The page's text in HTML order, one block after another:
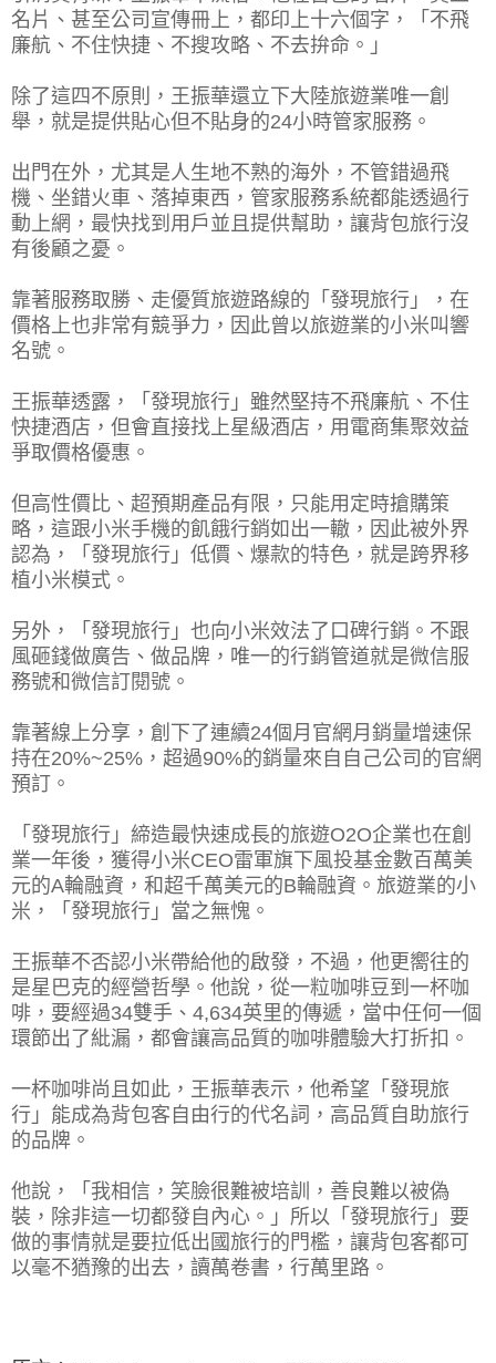
名片、甚至公司宣傳冊上，都印上十六個字，「不飛
廉航、不住快捷、不搜攻略、不去拚命。」
除了這四不原則，王振華還立下大陸旅遊業唯一創
舉，就是提供貼心但不貼身的24小時管家服務。
出門在外，尤其是人生地不熟的海外，不管錯過飛
機、坐錯火車、落掉東西，管家服務系統都能透過行
動上網，最快找到用戶並且提供幫助，讓背包旅行沒
有後顧之憂。
靠著服務取勝、走優質旅遊路線的「發現旅行」，在
價格上也非常有競爭力，因此曾以旅遊業的小米叫響
名號。
王振華透露，「發現旅行」雖然堅持不飛廉航、不住
快捷酒店，但會直接找上星級酒店，用電商集聚效益
爭取價格優惠。
但高性價比、超預期產品有限，只能用定時搶購策
略，這跟小米手機的飢餓行銷如出一轍，因此被外界
認為，「發現旅行」低價、爆款的特色，就是跨界移
植小米模式。
另外，「發現旅行」也向小米效法了口碑行銷。不跟
風砸錢做廣告、做品牌，唯一的行銷管道就是微信服
務號和微信訂閱號。
靠著線上分享，創下了連續24個月官網月銷量增速保
持在20%~25%，超過90%的銷量來自自己公司的官網
預訂。
「發現旅行」締造最快速成長的旅遊O2O企業也在創
業一年後，獲得小米CEO雷軍旗下風投基金數百萬美
元的A輪融資，和超千萬美元的B輪融資。旅遊業的小
米，「發現旅行」當之無愧。
王振華不否認小米帶給他的啟發，不過，他更嚮往的
是星巴克的經營哲學。他說，從一粒咖啡豆到一杯咖
啡，要經過34雙手、4,634英里的傳遞，當中任何一個
環節出了紕漏，都會讓高品質的咖啡體驗大打折扣。
一杯咖啡尚且如此，王振華表示，他希望「發現旅
行」能成為背包客自由行的代名詞，高品質自助旅行
的品牌。
他說，「我相信，笑臉很難被培訓，善良難以被偽
裝，除非這一切都發自內心。」所以「發現旅行」要
做的事情就是要拉低出國旅行的門檻，讓背包客都可
以毫不猶豫的出去，讀萬卷書，行萬里路。